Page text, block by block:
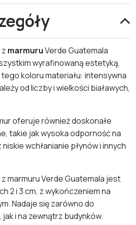
marmuruVerde Guatemala
wyrafinowaną estetyką,
koloru materiału: intensywna
od liczby i wielkości białawych,
oferuje również doskonałe
takie jak wysoka odporność na
wchłanianie płynów i innych
marmuru Verde Guatemala jest
2 i 3 cm, z wykończeniem na
Nadaje się zarówno do
i na zewnątrz budynków.